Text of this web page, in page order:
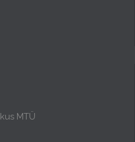
MTÜ